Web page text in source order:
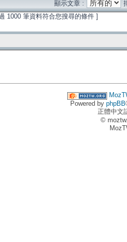
顯示文章 :
1000 筆資料符合您搜尋的條件 ]
Powered by phpBB
正體中文
©